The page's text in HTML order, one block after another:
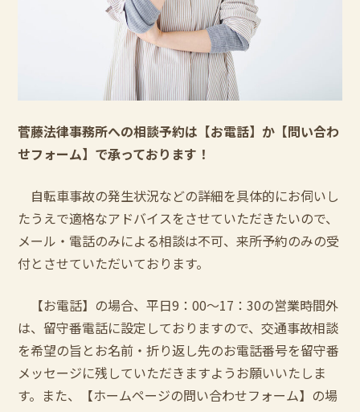
菅藤法律事務所への相談予約は【お電話】か【問い合わ
せフォーム】で承っております！
自転車事故の発生状況などの詳細を具体的にお伺いし
たうえで適格なアドバイスをさせていただきたいので、
メール・電話のみによる相談は不可、来所予約のみの受
付とさせていただいております。
【お電話】の場合、平日9 ：00～17 ：30の営業時間外
は、留守番電話に設定しておりますので、交通事故相談
を希望の旨とお名前・折り返し先のお電話番号を留守番
メッセージに残していただきますようお願いいたしま
す。また、【ホームページの問い合わせフォーム】の場